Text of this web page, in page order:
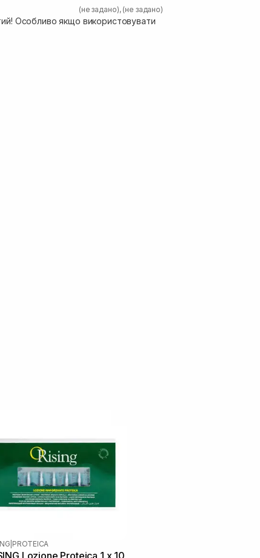
(не задано), (не задано)
Особливо якщо використовувати
PROTEICA
Lozione Proteica 1 х 10